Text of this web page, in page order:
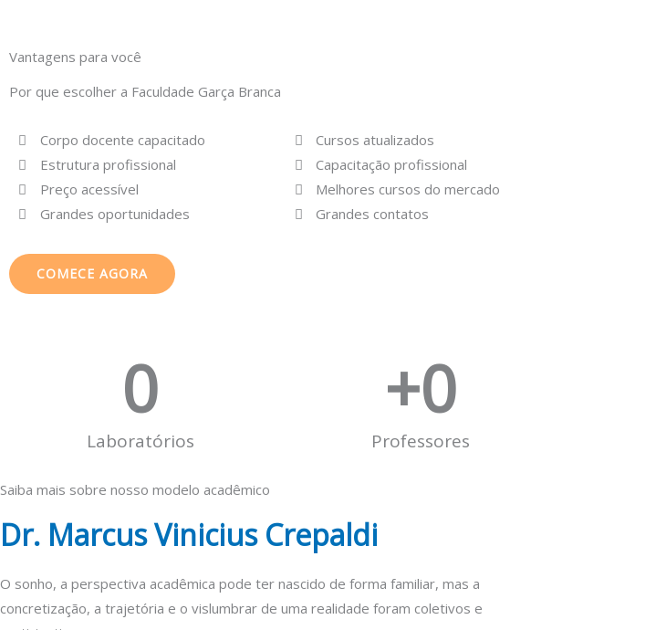
Vantagens para você
Por que escolher a Faculdade Garça Branca
Corpo docente capacitado
Estrutura profissional
Preço acessível
Grandes oportunidades
Cursos atualizados
Capacitação profissional
Melhores cursos do mercado
Grandes contatos
COMECE AGORA
Laboratórios
0
Professores
+0
Saiba mais sobre nosso modelo acadêmico
Dr. Marcus Vinicius Crepaldi
O sonho, a perspectiva acadêmica pode ter nascido de forma familiar, mas a
concretização, a trajetória e o vislumbrar de uma realidade foram coletivos e